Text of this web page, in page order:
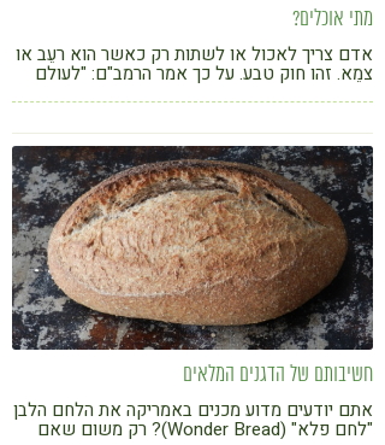
מתי אוכלים?
אדם צריך לאכול או לשתות רק כאשר הוא רעֵב או
צמֵא. זהו חוק טבע. על כך אמר הרמב"ם: "לעולם
לא יאכל אדם אלא כשהוא רעב ולא ישתה אלא
כשהוא צמא" (משנה תורה, ספר המדע, הלכות
דעות, ד, א).
חשיבותם של הדגנים המלאים
אתם יודעים מדוע מכנים באמריקה את הלחם הלבן
"לחם פלא" (Wonder Bread)? רק משום שאם